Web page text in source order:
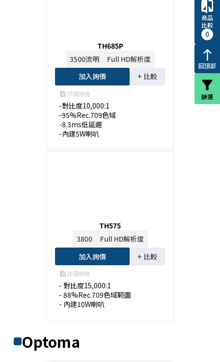
TH685P
3500流明
Full HD解析度
加入詢價
+ 比較
feed詳細規格
-對比度10,000:1
-95%Rec.709色域
-8.3ms低延遲
-內建5W喇叭
TH575
3800
Full HD解析度
加入詢價
+ 比較
feed詳細規格
- 對比度15,000:1
- 88%Rec.709色域範圍
- 內建10W喇叭
Optoma
compare
商品
比較
0
north
回頂部
filter_alt
篩選